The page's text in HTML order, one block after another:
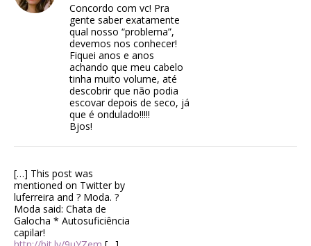
Concordo com vc! Pra
gente saber exatamente
qual nosso “problema”,
devemos nos conhecer!
Fiquei anos e anos
achando que meu cabelo
tinha muito volume, até
descobrir que não podia
escovar depois de seco, já
que é ondulado!!!!!
Bjos!
[…] This post was
mentioned on Twitter by
luferreira and ? Moda. ?
Moda said: Chata de
Galocha * Autosuficiência
capilar!